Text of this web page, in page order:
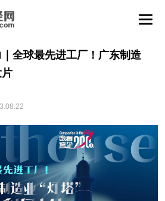
全球最先进工厂！广东制造